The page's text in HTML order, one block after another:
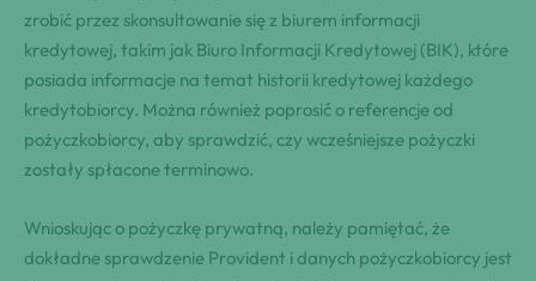
zrobić przez skonsultowanie się z biurem​ informacji
⁤kredytowej, takim ⁢jak Biuro Informacji ‍Kredytowej (BIK), ‍które
posiada ‌informacje na temat historii kredytowej ‍każdego
kredytobiorcy. Można ⁢również poprosić o⁤ referencje od
pożyczkobiorcy, aby sprawdzić, czy wcześniejsze ​pożyczki
zostały‌ spłacone terminowo.
Wnioskując o ⁤pożyczkę prywatną, należy ‌pamiętać, że
dokładne sprawdzenie Provident i danych pożyczkobiorcy jest